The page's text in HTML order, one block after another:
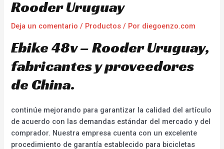
Rooder Uruguay
Deja un comentario / Productos / Por diegoenzo.com
Ebike 48v – Rooder Uruguay,
fabricantes y proveedores
de China.
continúe mejorando para garantizar la calidad del artículo
de acuerdo con las demandas estándar del mercado y del
comprador. Nuestra empresa cuenta con un excelente
procedimiento de garantía establecido para bicicletas